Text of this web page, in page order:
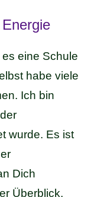
eine Schule
habe viele
Ich bin
wurde. Es ist
Dich
Überblick,